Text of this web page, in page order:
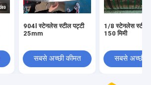
904l स्टेनलेस स्टील पट्टी
25mm
सबसे अच्छी कीमत
1/8 स्टेनलेस स्टील
150 मिमी
सबसे अच्छी